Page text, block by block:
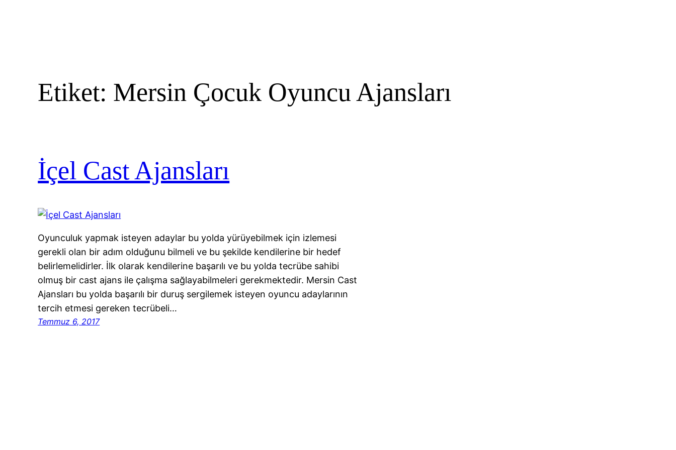
Etiket: Mersin Çocuk Oyuncu Ajansları
İçel Cast Ajansları
Oyunculuk yapmak isteyen adaylar bu yolda yürüyebilmek için izlemesi
gerekli olan bir adım olduğunu bilmeli ve bu şekilde kendilerine bir hedef
belirlemelidirler. İlk olarak kendilerine başarılı ve bu yolda tecrübe sahibi
olmuş bir cast ajans ile çalışma sağlayabilmeleri gerekmektedir. Mersin Cast
Ajansları bu yolda başarılı bir duruş sergilemek isteyen oyuncu adaylarının
tercih etmesi gereken tecrübeli…
Temmuz 6, 2017